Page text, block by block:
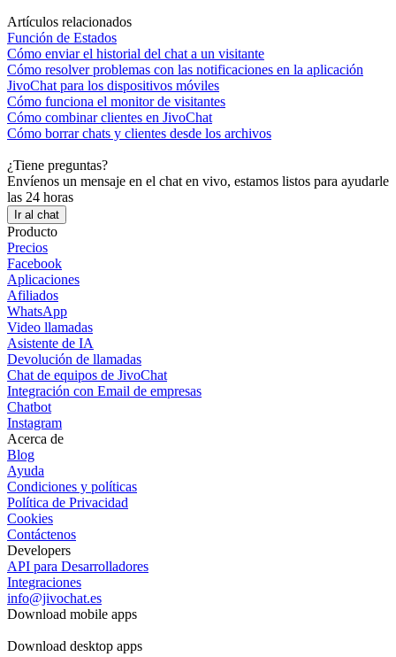
Artículos relacionados
Función de Estados
Cómo enviar el historial del chat a un visitante
Cómo resolver problemas con las notificaciones en la aplicación
JivoChat para los dispositivos móviles
Cómo funciona el monitor de visitantes
Cómo combinar clientes en JivoChat
Cómo borrar chats y clientes desde los archivos
¿Tiene preguntas?
Envíenos un mensaje en el chat en vivo, estamos listos para ayudarle
las 24 horas
Ir al chat
Producto
Precios
Facebook
Aplicaciones
Afiliados
WhatsApp
Video llamadas
Asistente de IA
Devolución de llamadas
Chat de equipos de JivoChat
Integración con Email de empresas
Chatbot
Instagram
Acerca de
Blog
Ayuda
Condiciones y políticas
Política de Privacidad
Cookies
Contáctenos
Developers
API para Desarrolladores
Integraciones
info@jivochat.es
Download mobile apps
Download desktop apps